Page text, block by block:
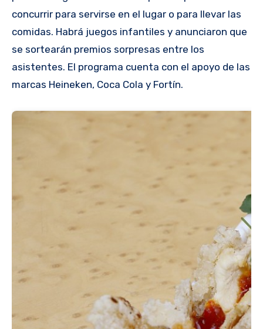
concurrir para servirse en el lugar o para llevar las
comidas. Habrá juegos infantiles y anunciaron que
se sortearán premios sorpresas entre los
asistentes. El programa cuenta con el apoyo de las
marcas Heineken, Coca Cola y Fortín.